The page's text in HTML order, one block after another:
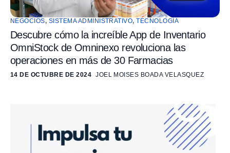
NEGOCIOS, SISTEMA ADMINISTRATIVO,TECNOLOGÍA
Descubre cómo la increíble App de Inventario
OmniStock de Omninexo revoluciona las
operaciones en más de 30 Farmacias
14 DE OCTUBRE DE 2024 JOEL MOISES BOADA VELASQUEZ